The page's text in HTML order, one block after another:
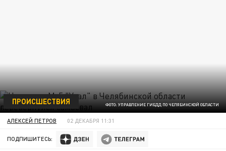
ФОТО: УПРАВЛЕНИЕ ГИБДД ПО ЧЕЛЯБИНСКОЙ ОБЛАСТИ
ПРОИСШЕСТВИЯ
АЛЕКСЕЙ ПЕТРОВ 02 ДЕКАБРЯ 11:31
ПОДПИШИТЕСЬ: